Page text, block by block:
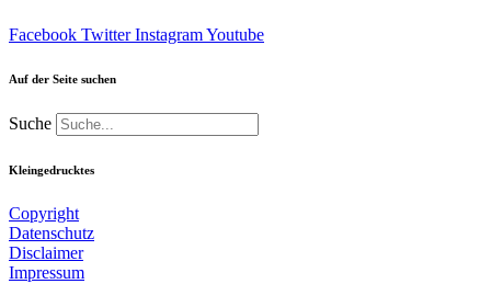
Facebook Twitter InstagramYoutube
Auf der Seite suchen
Suche
Kleingedrucktes
Copyright
Datenschutz
Disclaimer
Impressum